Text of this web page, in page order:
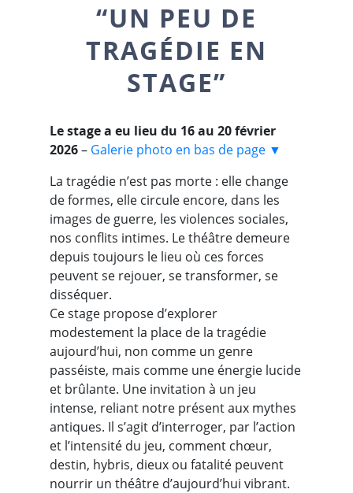
“UN PEU DE
TRAGÉDIE EN
STAGE”
Le stage a eu lieu du 16 au 20 février
2026– Galerie photo en bas de page ▼
La tragédie n’est pas morte : elle change
de formes, elle circule encore, dans les
images de guerre, les violences sociales,
nos conflits intimes. Le théâtre demeure
depuis toujours le lieu où ces forces
peuvent se rejouer, se transformer, se
disséquer.
Ce stage propose d’explorer
modestement la place de la tragédie
aujourd’hui, non comme un genre
passéiste, mais comme une énergie lucide
et brûlante. Une invitation à un jeu
intense, reliant notre présent aux mythes
antiques. Il s’agit d’interroger, par l’action
et l’intensité du jeu, comment chœur,
destin, hybris, dieux ou fatalité peuvent
nourrir un théâtre d’aujourd’hui vibrant.